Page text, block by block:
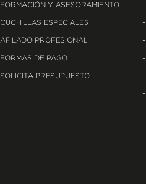
FORMACIÓN Y ASESORAMIENTO
CUCHILLAS ESPECIALES
AFILADO PROFESIONAL
FORMAS DE PAGO
SOLICITA PRESUPUESTO